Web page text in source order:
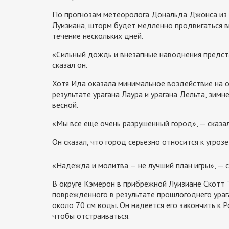
По прогнозам метеоролога Дональда Джонса
Луизиана, шторм будет медленно
течение нескольких дней.
«Сильный дождь и внезапные наводнения
сказал он.
Хотя Ида оказала минимальное воздействие на
результате урагана Лаура и урагана Дельта,
весной.
«Мы все еще очень разрушенный город», —
Он сказал, что город серьезно относится к
«Надежда и молитва — не лучший план игры», —
В округе Кэмерон в прибрежной Луизиане
поврежденного в результате прошлогоднего
около 70 см воды. Он надеется его закончить к
чтобы отстраиваться.